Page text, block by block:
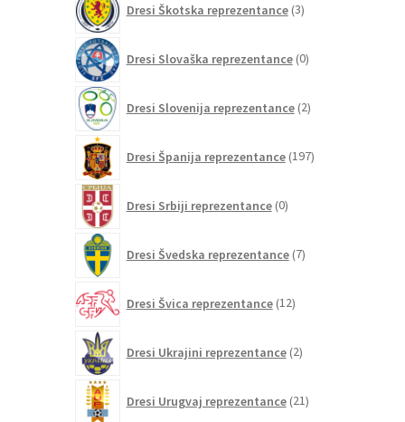
Dresi Škotska reprezentance 3izdelki
Dresi Slovaška reprezentance 0izdelkov
Dresi Slovenija reprezentance 2izdelka
Dresi Španija reprezentance 197izdelkov
Dresi Srbiji reprezentance 0izdelkov
Dresi Švedska reprezentance 7izdelkov
Dresi Švica reprezentance 12izdelkov
Dresi Ukrajini reprezentance 2izdelka
Dresi Urugvaj reprezentance 21izdelkov